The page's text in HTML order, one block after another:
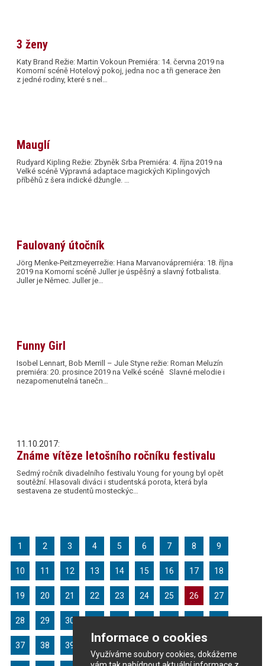
Informace o cookies
Využíváme soubory cookies, dokážeme
3 ženy
Katy Brand Režie: Martin Vokoun Premiéra: 14. června 2019 na
Komorní scéně Hotelový pokoj, jedna noc a tři generace žen
z jedné rodiny, které s nel…
Mauglí
Rudyard Kipling Režie: Zbyněk Srba Premiéra: 4. října 2019 na
Velké scéně Výpravná adaptace magických Kiplingových
příběhů z šera indické džungle. …
Faulovaný útočník
Jörg Menke-Peitzmeyerrežie: Hana Marvanovápremiéra: 18. října
2019 na Komorní scéně Juller je úspěšný a slavný fotbalista.
Juller je Němec. Juller je…
Funny Girl
Isobel Lennart, Bob Merrill – Jule Styne režie: Roman Meluzín
premiéra: 20. prosince 2019 na Velké scéně Slavné melodie i
nezapomenutelná tanečn…
11.10.2017:
Známe vítěze letošního ročníku festivalu
Sedmý ročník divadelního festivalu Young for young byl opět
soutěžní. Hlasovali diváci i studentská porota, která byla
sestavena ze studentů mosteckýc…
1 2 3 4 5 6 7 8 9
10 11 12 13 14 15 16 17 18
19 20 21 22 23 24 25 26 27
28 29 30
37 38 39